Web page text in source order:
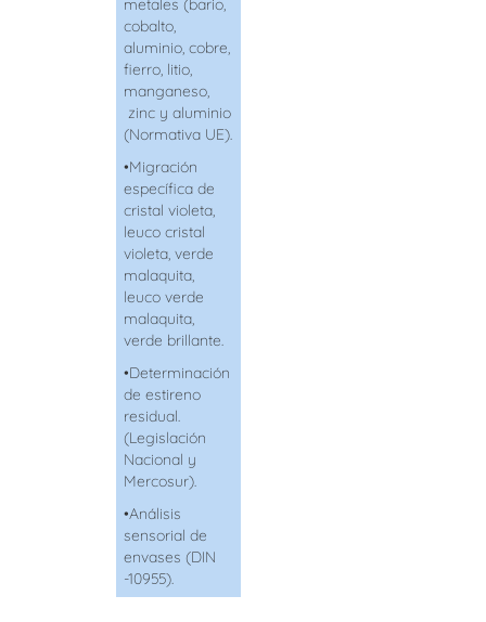
metales (bario,
cobalto,
aluminio, cobre,
fierro, litio,
manganeso,
zinc y aluminio
(Normativa UE).
•Migración
específica de
cristal violeta,
leuco cristal
violeta, verde
malaquita,
leuco verde
malaquita,
verde brillante.
•Determinación
de estireno
residual.
(Legislación
Nacional y
Mercosur).
•Análisis
sensorial de
envases (DIN
-10955).